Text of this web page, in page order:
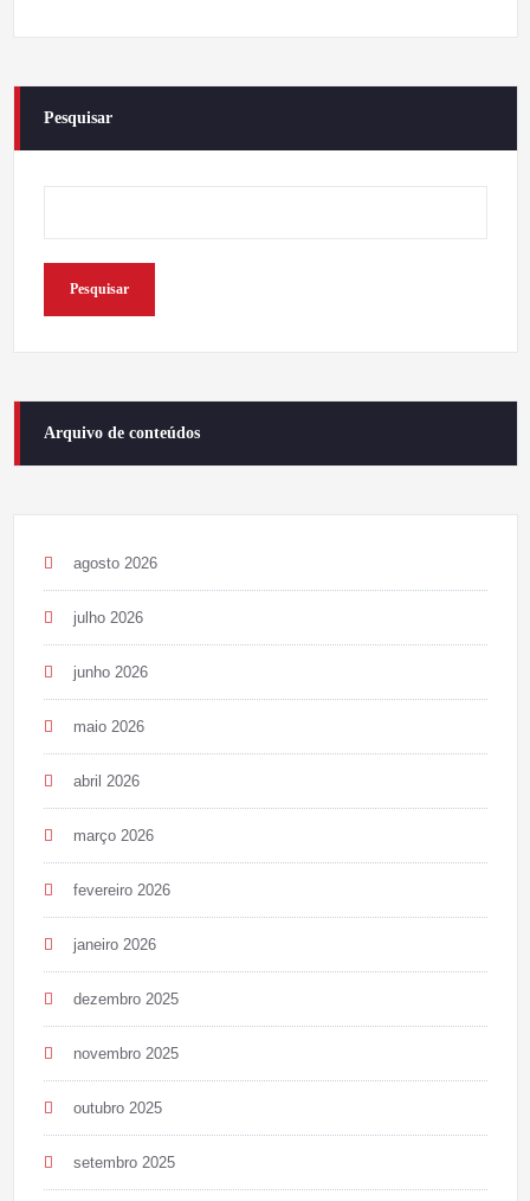
Pesquisar
Pesquisar
Arquivo de conteúdos
agosto 2026
julho 2026
junho 2026
maio 2026
abril 2026
março 2026
fevereiro 2026
janeiro 2026
dezembro 2025
novembro 2025
outubro 2025
setembro 2025